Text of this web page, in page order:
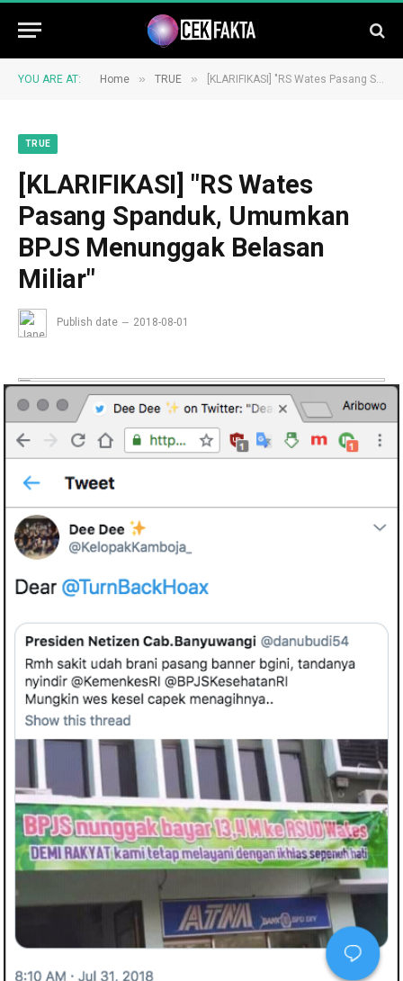
YOU ARE AT: Home » TRUE » [KLARIFIKASI] "RS Wates Pasang Spanduk, Umumkan BPJS Menunggak Belasan Miliar"
TRUE
[KLARIFIKASI] "RS Wates
Pasang Spanduk, Umumkan
BPJS Menunggak Belasan
Miliar"
Publish date 2018-08-01